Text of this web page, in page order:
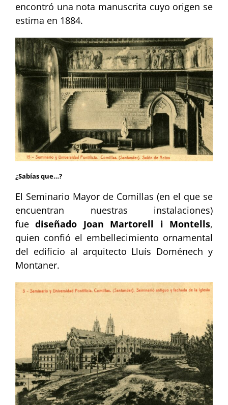
encontró una nota manuscrita cuyo origen se
estima en 1884.
¿Sabías que…?
El Seminario Mayor de Comillas (en el que se
encuentran nuestras instalaciones)
fuediseñado Joan Martorell i Montells,
quien confió el embellecimiento ornamental
del edificio al arquitecto Lluís Doménech y
Montaner.